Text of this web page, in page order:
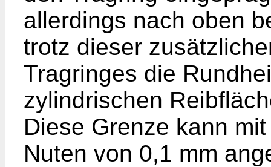
allerdings nach oben
trotz dieser
Tragringes die
zylindrischen
Diese Grenze kann
Nuten von 0,1 mm